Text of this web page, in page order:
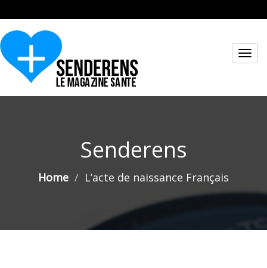
Senderens
Home L’acte de naissance Français